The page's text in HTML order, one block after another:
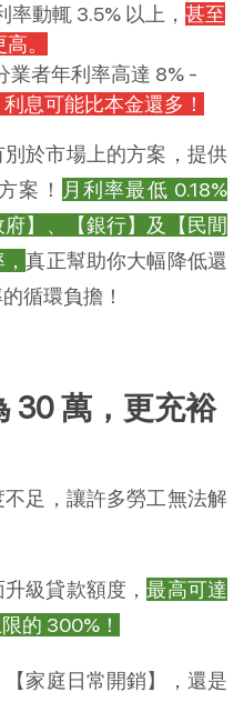
率動輒 3.5% 以上， 甚至
。
業者年利率高達 8% -
息可能比本金還多！
別於市場上的方案，提供
案！
月利率最低 0.18%
】、【銀行】及【民間
，真正幫助你大幅降低還
循環負擔！
30 萬，更充裕
不足，讓許多勞工無法解
升級貸款額度，最高可達
的 300%！
家庭日常開銷】，還是